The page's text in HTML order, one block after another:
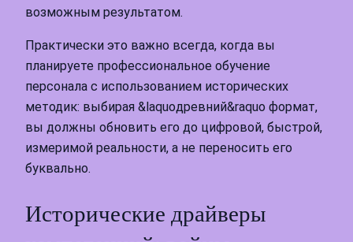
возможным результатом.
Практически это важно всегда, когда вы
планируете профессиональное обучение
персонала с использованием исторических
методик: выбирая &laquoдревний&raquo формат,
вы должны обновить его до цифровой, быстрой,
измеримой реальности, а не переносить его
буквально.
Исторические драйверы